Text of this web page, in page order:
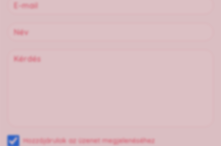
Hozzájárulok az üzenet megjelenéséhez